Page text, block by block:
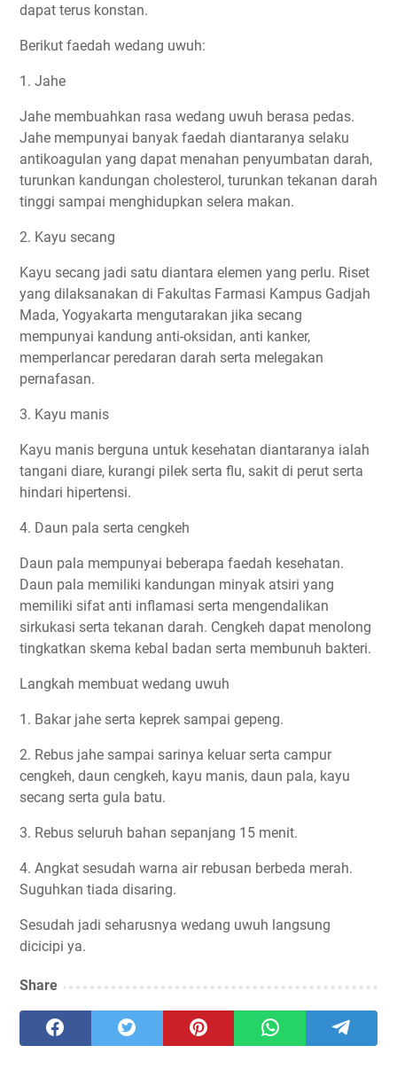
dapat terus konstan.
Berikut faedah wedang uwuh:
1. Jahe
Jahe membuahkan rasa wedang uwuh berasa pedas.
Jahe mempunyai banyak faedah diantaranya selaku
antikoagulan yang dapat menahan penyumbatan darah,
turunkan kandungan cholesterol, turunkan tekanan darah
tinggi sampai menghidupkan selera makan.
2. Kayu secang
Kayu secang jadi satu diantara elemen yang perlu. Riset
yang dilaksanakan di Fakultas Farmasi Kampus Gadjah
Mada, Yogyakarta mengutarakan jika secang
mempunyai kandung anti-oksidan, anti kanker,
memperlancar peredaran darah serta melegakan
pernafasan.
3. Kayu manis
Kayu manis berguna untuk kesehatan diantaranya ialah
tangani diare, kurangi pilek serta flu, sakit di perut serta
hindari hipertensi.
4. Daun pala serta cengkeh
Daun pala mempunyai beberapa faedah kesehatan.
Daun pala memiliki kandungan minyak atsiri yang
memiliki sifat anti inflamasi serta mengendalikan
sirkukasi serta tekanan darah. Cengkeh dapat menolong
tingkatkan skema kebal badan serta membunuh bakteri.
Langkah membuat wedang uwuh
1. Bakar jahe serta keprek sampai gepeng.
2. Rebus jahe sampai sarinya keluar serta campur
cengkeh, daun cengkeh, kayu manis, daun pala, kayu
secang serta gula batu.
3. Rebus seluruh bahan sepanjang 15 menit.
4. Angkat sesudah warna air rebusan berbeda merah.
Suguhkan tiada disaring.
Sesudah jadi seharusnya wedang uwuh langsung
dicicipi ya.
Share